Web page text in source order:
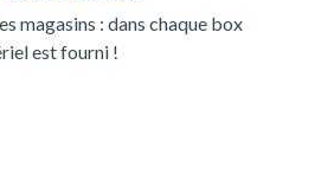
magasins : dans chaque box
est fourni !